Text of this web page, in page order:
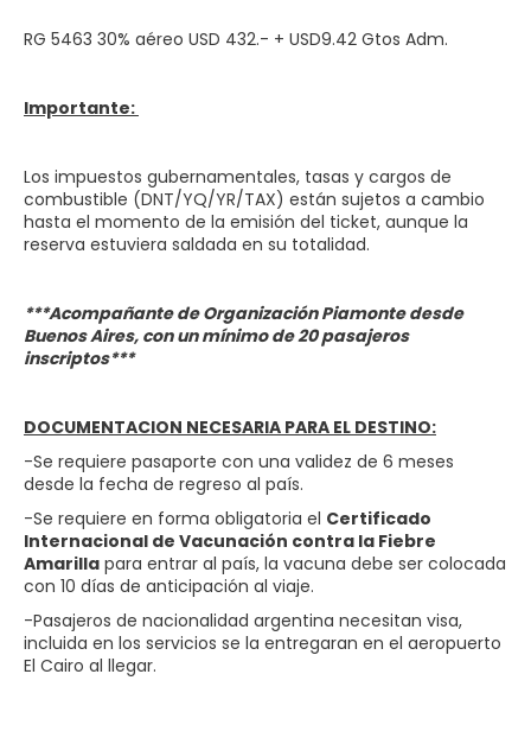
RG 5463 30% aéreo USD 432.- + USD9.42 Gtos Adm.
Importante:
Los impuestos gubernamentales, tasas y cargos de
combustible (DNT/YQ/YR/TAX) están sujetos a cambio
hasta el momento de la emisión del ticket, aunque la
reserva estuviera saldada en su totalidad.
***Acompañante de Organización Piamonte desde
Buenos Aires, con un mínimo de 20 pasajeros
inscriptos***
DOCUMENTACION NECESARIA PARA EL DESTINO:
-Se requiere pasaporte con una validez de 6 meses
desde la fecha de regreso al país.
-Se requiere en forma obligatoria el Certificado
Internacional de Vacunación contra la Fiebre
Amarilla para entrar al país, la vacuna debe ser colocada
con 10 días de anticipación al viaje.
-Pasajeros de nacionalidad argentina necesitan visa,
incluida en los servicios se la entregaran en el aeropuerto
El Cairo al llegar.